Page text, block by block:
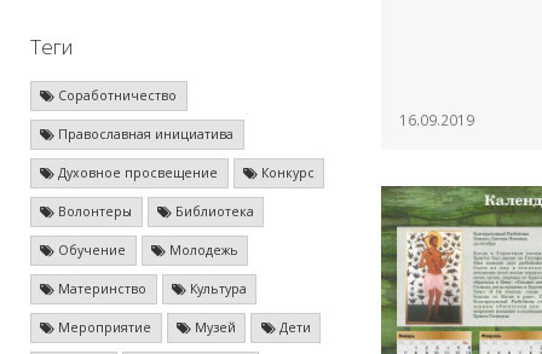
Теги
Соработничество
Православная инициатива
Духовное просвещение Конкурс
Волонтеры Библиотека
Обучение Молодежь
Материнство Культура
Мероприятие Музей Дети
16.09.2019